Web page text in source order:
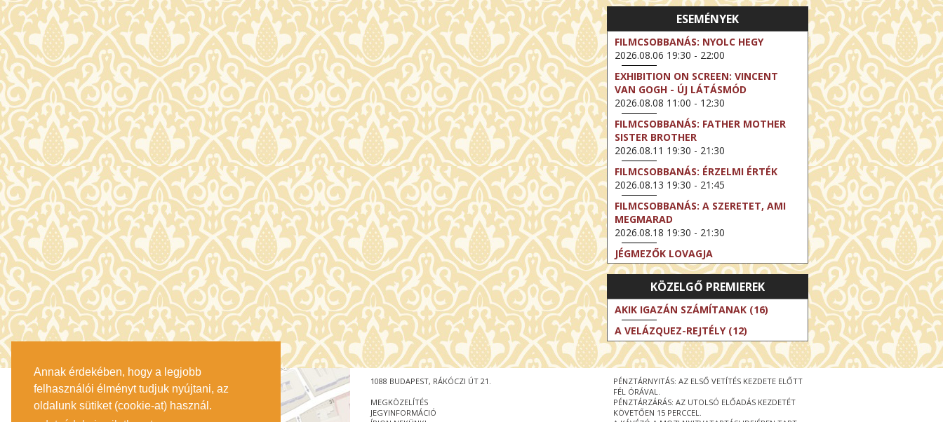
Annak érdekében, hogy a legjobb
felhasználói élményt tudjuk nyújtani, az
oldalunk sütiket (cookie-at) használ.
ESEMÉNYEK
FILMCSOBBANÁS: NYOLC HEGY
2026.08.06 19:30 - 22:00
EXHIBITION ON SCREEN: VINCENT
VAN GOGH - ÚJ LÁTÁSMÓD
2026.08.08 11:00 - 12:30
FILMCSOBBANÁS: FATHER MOTHER
SISTER BROTHER
2026.08.11 19:30 - 21:30
FILMCSOBBANÁS: ÉRZELMI ÉRTÉK
2026.08.13 19:30 - 21:45
FILMCSOBBANÁS: A SZERETET, AMI
MEGMARAD
2026.08.18 19:30 - 21:30
JÉGMEZŐK LOVAGJA
2026.08.23 16:00 - 18:30
FILMCSOBBANÁS: TÖKÉLETES NAPOK
2026.08.25 19:30 - 21:45
FILMCSOBBANÁS: IFJÚSÁG
2026.08.27 19:30 - 21:30
EXHIBITION ON SCREEN: VINCENT
VAN GOGH - ÚJ LÁTÁSMÓD
2026.08.30 11:00 - 12:30
NT LIVE / DAVID IRELAND: THE FIFTH
STEP
KÖZELGŐ PREMIEREK
AKIK IGAZÁN SZÁMÍTANAK (16)
A VELÁZQUEZ-REJTÉLY (12)
PÉNZTÁRNYITÁS: AZ ELSŐ VETÍTÉS KEZDETE ELŐTT
FÉL ÓRÁVAL.
PÉNZTÁRZÁRÁS: AZ UTOLSÓ ELŐADÁS KEZDETÉT
KÖVETŐEN 15 PERCCEL.
1088 BUDAPEST, RÁKÓCZI ÚT 21.
MEGKÖZELÍTÉS
JEGYINFORMÁCIÓ